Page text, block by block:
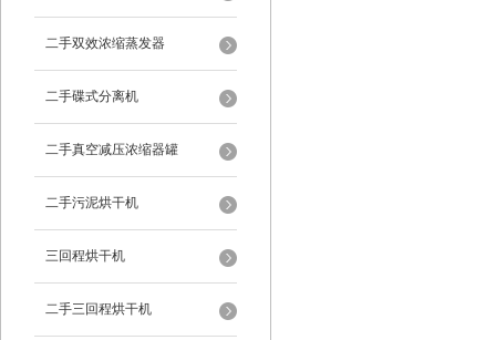
二手双效浓缩蒸发器
二手碟式分离机
二手真空减压浓缩器罐
二手污泥烘干机
三回程烘干机
二手三回程烘干机